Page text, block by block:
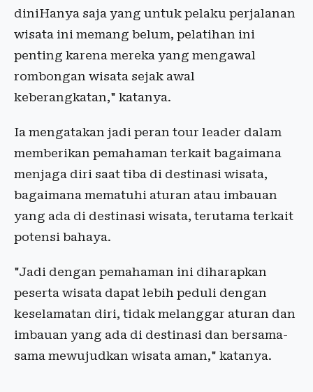
diniHanya saja yang untuk pelaku perjalanan
wisata ini memang belum, pelatihan ini
penting karena mereka yang mengawal
rombongan wisata sejak awal
keberangkatan," katanya.
Ia mengatakan jadi peran tour leader dalam
memberikan pemahaman terkait bagaimana
menjaga diri saat tiba di destinasi wisata,
bagaimana mematuhi aturan atau imbauan
yang ada di destinasi wisata, terutama terkait
potensi bahaya.
"Jadi dengan pemahaman ini diharapkan
peserta wisata dapat lebih peduli dengan
keselamatan diri, tidak melanggar aturan dan
imbauan yang ada di destinasi dan bersama-
sama mewujudkan wisata aman," katanya.